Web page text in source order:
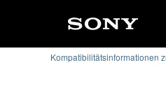
Kompatibilitätsinformationen